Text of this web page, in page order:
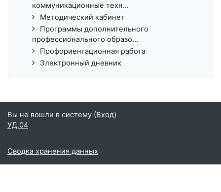
коммуникационные техн...
Методический кабинет
Программы дополнительного
профессионального образо...
Профориентационная работа
Электронный дневник
Вы не вошли в систему (Вход)
УД.04
Сводка хранения данных